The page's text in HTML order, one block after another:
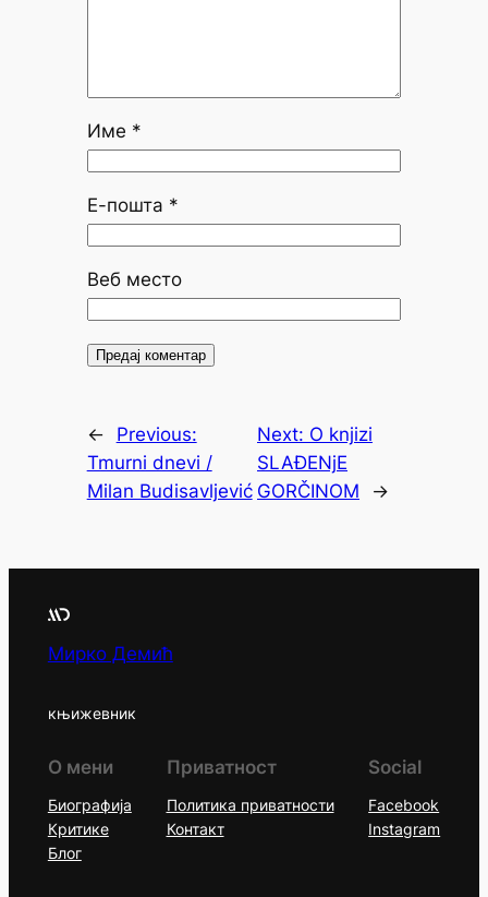
Име *
Е-пошта *
Веб место
←
Previous:
Tmurni dnevi /
Milan Budisavljević
Next: O knjizi
SLAĐENjE
GORČINOM
→
Мирко Демић
књижевник
О мени
Биографија
Критике
Блог
Приватност
Политика приватности
Контакт
Social
Facebook
Instagram